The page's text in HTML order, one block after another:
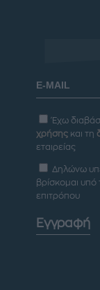
Έχω
χρήσης και τη
εταιρείας
Δηλώνω
βρίσκομαι
επιτρόπου
Εγγραφή